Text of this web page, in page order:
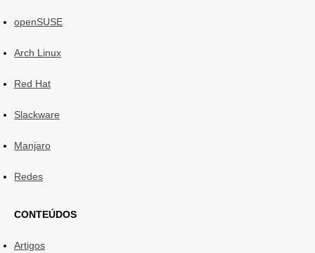
openSUSE
Arch Linux
Red Hat
Slackware
Manjaro
Redes
CONTEÚDOS
Artigos